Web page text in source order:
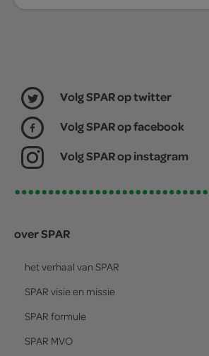
Volg SPAR op twitter
Volg SPAR op facebook
Volg SPAR op instagram
over SPAR
het verhaal van SPAR
SPAR visie en missie
SPAR formule
SPAR MVO